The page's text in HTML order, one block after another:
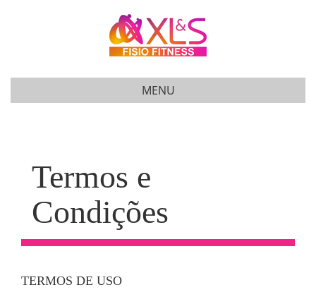
MENU
Termos e
Condições
TERMOS DE USO